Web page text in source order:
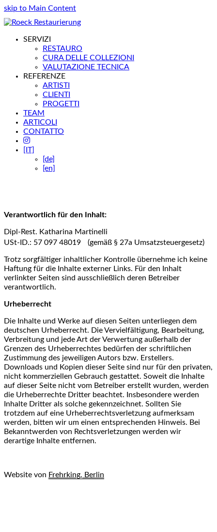
skip to Main Content
SERVIZI
RESTAURO
CURA DELLE COLLEZIONI
VALUTAZIONE TECNICA
REFERENZE
ARTISTI
CLIENTI
PROGETTI
TEAM
ARTICOLI
CONTATTO
[IT]
[de]
[en]
Verantwortlich für den Inhalt:
Dipl-Rest. Katharina Martinelli
USt-ID.: 57 097 48019 (gemäß § 27a Umsatzsteuergesetz)
Trotz sorgfältiger inhaltlicher Kontrolle übernehme ich keine
Haftung für die Inhalte externer Links. Für den Inhalt
verlinkter Seiten sind ausschließlich deren Betreiber
verantwortlich.
Urheberrecht
Die Inhalte und Werke auf diesen Seiten unterliegen dem
deutschen Urheberrecht. Die Vervielfältigung, Bearbeitung,
Verbreitung und jede Art der Verwertung außerhalb der
Grenzen des Urheberrechtes bedürfen der schriftlichen
Zustimmung des jeweiligen Autors bzw. Erstellers.
Downloads und Kopien dieser Seite sind nur für den privaten,
nicht kommerziellen Gebrauch gestattet. Soweit die Inhalte
auf dieser Seite nicht vom Betreiber erstellt wurden, werden
die Urheberrechte Dritter beachtet. Insbesondere werden
Inhalte Dritter als solche gekennzeichnet. Sollten Sie
trotzdem auf eine Urheberrechtsverletzung aufmerksam
werden, bitten wir um einen entsprechenden Hinweis. Bei
Bekanntwerden von Rechtsverletzungen werden wir
derartige Inhalte entfernen.
Website von Frehrking, Berlin